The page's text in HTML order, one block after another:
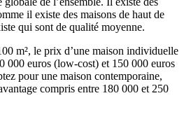
il existe des maisons de haut de
qui sont de qualité moyenne.
m², le prix d’une maison individuelle
000 euros (low-cost) et 150 000 euros
pour une maison contemporaine,
compris entre 180 000 et 250